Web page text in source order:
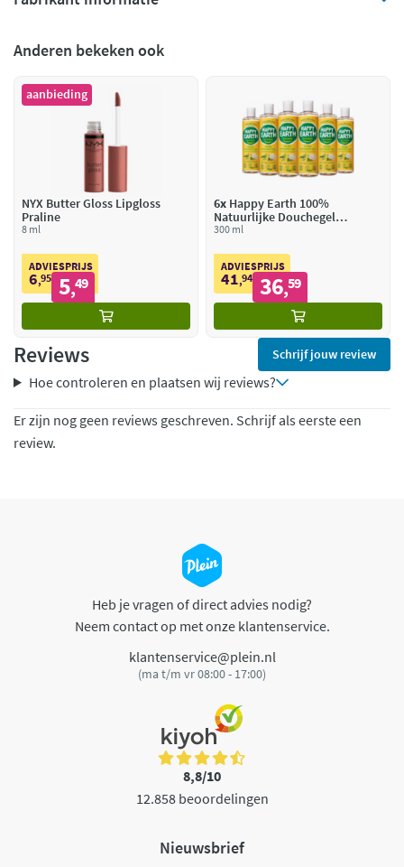
Anderen bekeken ook
aanbieding
NYX Butter Gloss Lipgloss
Praline
8 ml
ADVIESPRIJS
6,95 5,49
6x Happy Earth 100%
Natuurlijke Douchegel
Jasmine Ho Wood
300 ml
ADVIESPRIJS
41,94 36,59
Reviews Schrijf jouw review
Hoe controleren en plaatsen wij reviews?
Er zijn nog geen reviews geschreven. Schrijf als eerste een
review.
Heb je vragen of direct advies nodig?
Neem contact op met onze klantenservice.
klantenservice@plein.nl
(ma t/m vr 08:00 - 17:00)
8,8/10
12.858 beoordelingen
Nieuwsbrief